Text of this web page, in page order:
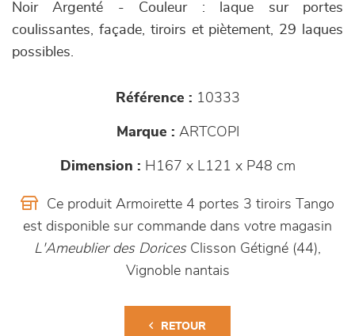
Noir Argenté - Couleur : laque sur portes
coulissantes, façade, tiroirs et piètement, 29 laques
possibles.
Référence : 10333
Marque : ARTCOPI
Dimension : H167 x L121 x P48 cm
Ce produit Armoirette 4 portes 3 tiroirs Tango
est disponible sur commande dans votre magasin
L'Ameublier des DoricesClisson Gétigné (44),
Vignoble nantais
RETOUR